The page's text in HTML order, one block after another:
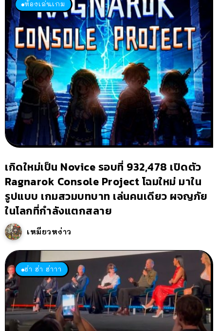
ห้องเล่นเกม
เกิดใหม่เป็น Novice รอบที่ 932,478 เปิดตัว
Ragnarok Console Project โฉมใหม่ มาใน
รูปแบบ เกมสวมบทบาท เล่นคนเดียว ผจญภัย
ในโลกที่กำลังแตกสลาย
เหมียวหง่าว
ฮ่า ฮ่า ฮ่าาา